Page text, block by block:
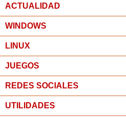
ACTUALIDAD
WINDOWS
LINUX
JUEGOS
REDES SOCIALES
UTILIDADES